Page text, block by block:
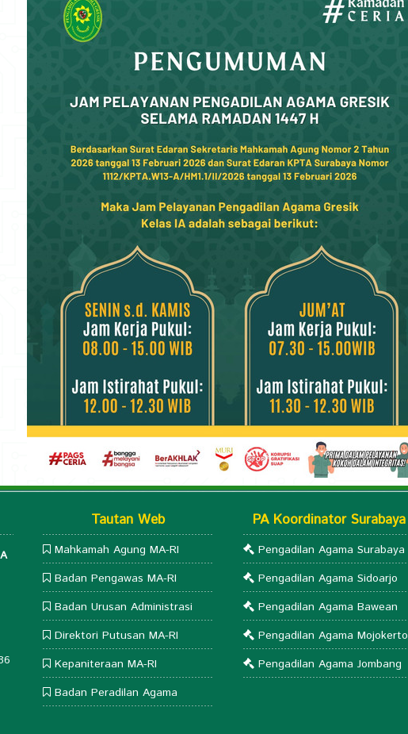
Tautan Web
Mahkamah Agung MA-RI
Badan Pengawas MA-RI
Badan Urusan Administrasi
Direktori Putusan MA-RI
Kepaniteraan MA-RI
Badan Peradilan Agama
PA Koordinator Surabaya
Pengadilan Agama Surabaya
Pengadilan Agama Sidoarjo
Pengadilan Agama Bawean
Pengadilan Agama Mojokerto
Pengadilan Agama Jombang